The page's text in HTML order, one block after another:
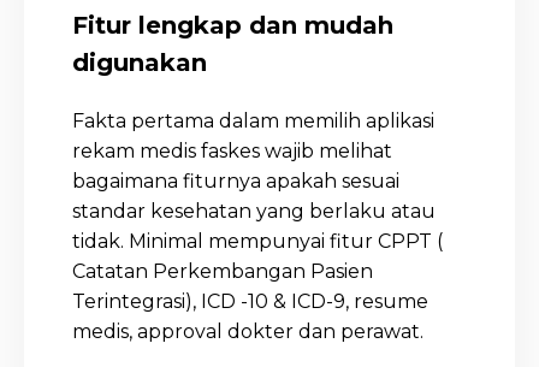
Fitur lengkap dan mudah
digunakan
Fakta pertama dalam memilih aplikasi
rekam medis faskes wajib melihat
bagaimana fiturnya apakah sesuai
standar kesehatan yang berlaku atau
tidak. Minimal mempunyai fitur CPPT (
Catatan Perkembangan Pasien
Terintegrasi), ICD -10 & ICD-9, resume
medis, approval dokter dan perawat.